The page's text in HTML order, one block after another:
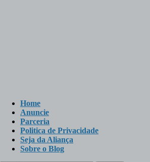
Home
Anuncie
Parceria
Politica de Privacidade
Seja da Aliança
Sobre o Blog